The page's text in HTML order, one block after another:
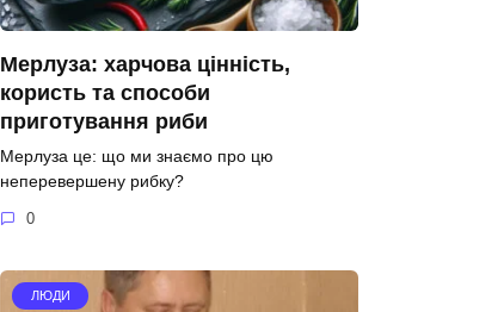
Мерлуза: харчова цінність,
користь та способи
приготування риби
Мерлуза це: що ми знаємо про цю
неперевершену рибку?
0
ЛЮДИ